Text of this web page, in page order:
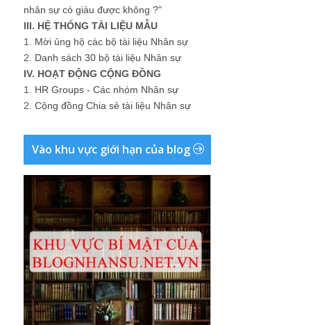
nhân sự có giàu được không ?"
III. HỆ THỐNG TÀI LIỆU MẪU
1. Mời ủng hộ các bộ tài liệu Nhân sự
2. Danh sách 30 bộ tài liệu Nhân sự
IV. HOẠT ĐỘNG CỘNG ĐỒNG
1. HR Groups - Các nhóm Nhân sự
2. Cộng đồng Chia sẻ tài liệu Nhân sự
Vào khu vực giới hạn của blog